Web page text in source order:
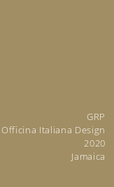
GRP
Officina Italiana Design
2020
Jamaica